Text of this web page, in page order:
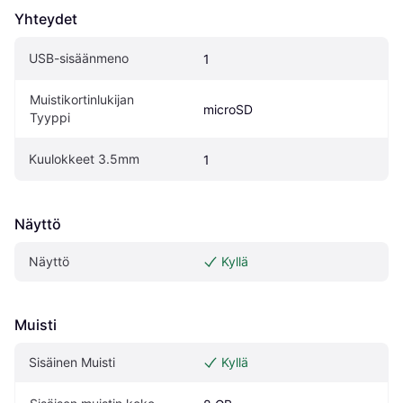
Yhteydet
USB-sisäänmeno 1
Muistikortinlukijan
Tyyppi
microSD
Kuulokkeet 3.5mm 1
Näyttö
Näyttö Kyllä
Muisti
Sisäinen Muisti Kyllä